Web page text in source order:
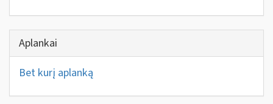
Aplankai
Bet kurį aplanką